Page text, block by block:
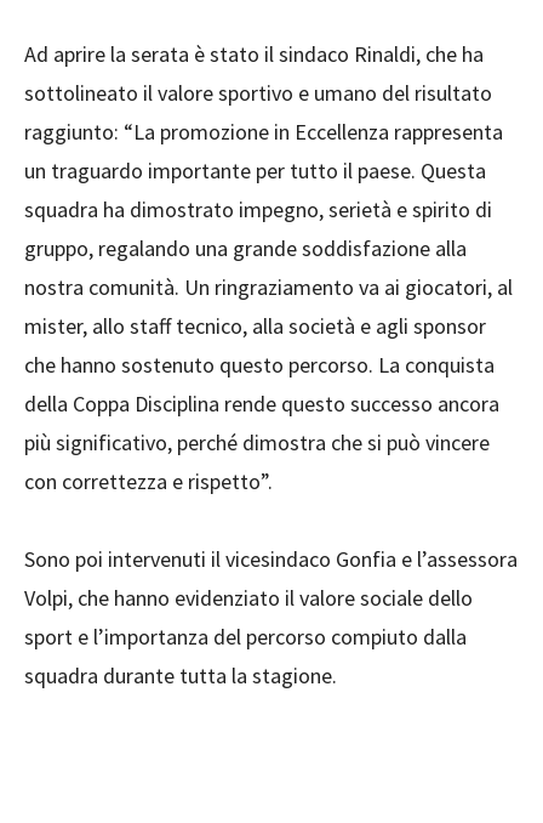
Ad aprire la serata è stato il sindaco Rinaldi, che ha
sottolineato il valore sportivo e umano del risultato
raggiunto: “La promozione in Eccellenza rappresenta
un traguardo importante per tutto il paese. Questa
squadra ha dimostrato impegno, serietà e spirito di
gruppo, regalando una grande soddisfazione alla
nostra comunità. Un ringraziamento va ai giocatori, al
mister, allo staff tecnico, alla società e agli sponsor
che hanno sostenuto questo percorso. La conquista
della Coppa Disciplina rende questo successo ancora
più significativo, perché dimostra che si può vincere
con correttezza e rispetto”.
Sono poi intervenuti il vicesindaco Gonfia e l’assessora
Volpi, che hanno evidenziato il valore sociale dello
sport e l’importanza del percorso compiuto dalla
squadra durante tutta la stagione.